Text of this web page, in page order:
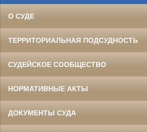
О СУДЕ
ТЕРРИТОРИАЛЬНАЯ ПОДСУДНОСТЬ
СУДЕЙСКОЕ СООБЩЕСТВО
НОРМАТИВНЫЕ АКТЫ
ДОКУМЕНТЫ СУДА